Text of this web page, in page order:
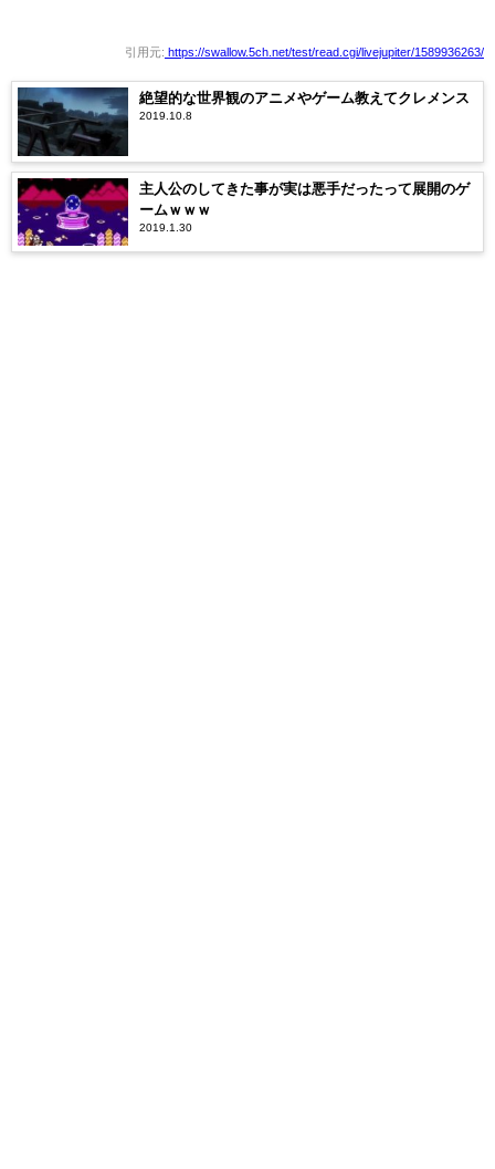
引用元: https://swallow.5ch.net/test/read.cgi/livejupiter/1589936263/
絶望的な世界観のアニメやゲーム教えてクレメンス
2019.10.8
主人公のしてきた事が実は悪手だったって展開のゲ
ームｗｗｗ­
2019.1.30